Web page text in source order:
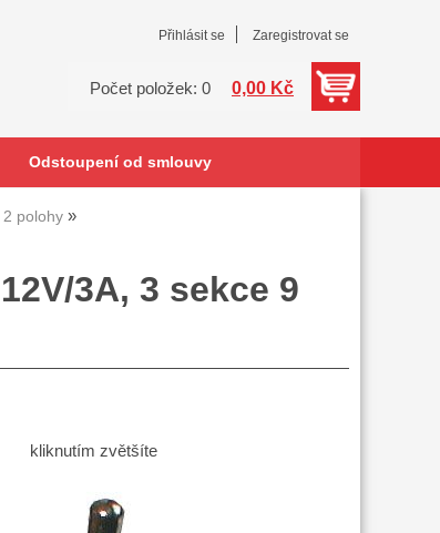
Přihlásit se Zaregistrovat se
Počet položek: 0 0,00 Kč
Odstoupení od smlouvy
2 polohy
3A, 3 sekce 9
kliknutím zvětšíte